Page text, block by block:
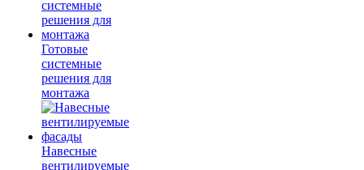
Готовые
системные
решения для
монтажа
Навесные
вентилируемые